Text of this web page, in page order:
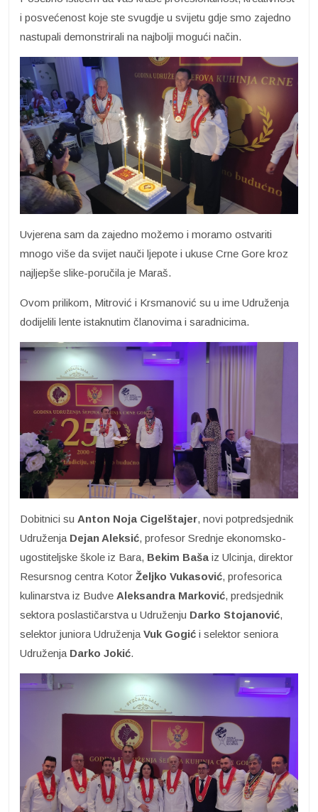
i posvećenost koje ste svugdje u svijetu gdje smo zajedno
nastupali demonstrirali na najbolji mogući način.
Uvjerena sam da zajedno možemo i moramo ostvariti
mnogo više da svijet nauči ljepote i ukuse Crne Gore kroz
najljepše slike-poručila je Maraš.
Ovom prilikom, Mitrović i Krsmanović su u ime Udruženja
dodijelili lente istaknutim članovima i saradnicima.
Dobitnici su Anton Noja Cigelštajer, novi potpredsjednik
Udruženja Dejan Aleksić, profesor Srednje ekonomsko-
ugostiteljske škole iz Bara, Bekim Baša iz Ulcinja, direktor
Resursnog centra Kotor Željko Vukasović, profesorica
kulinarstva iz Budve Aleksandra Marković, predsjednik
sektora poslastičarstva u Udruženju Darko Stojanović,
selektor juniora Udruženja Vuk Gogić i selektor seniora
Udruženja Darko Jokić.